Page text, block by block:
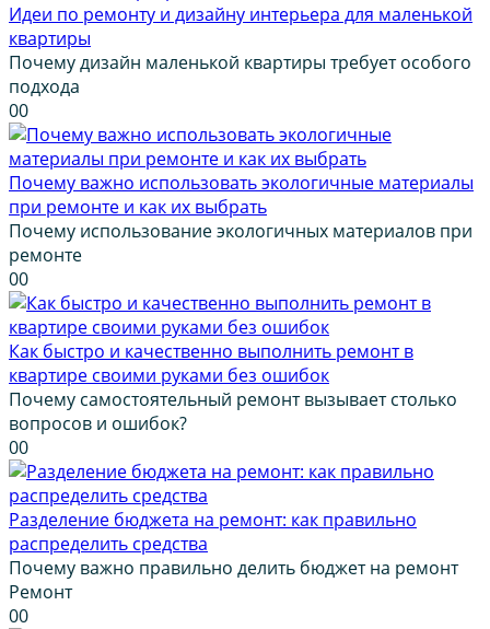
Идеи по ремонту и дизайну интерьера для маленькой
квартиры
Почему дизайн маленькой квартиры требует особого
подхода
00
Почему важно использовать экологичные материалы
при ремонте и как их выбрать
Почему использование экологичных материалов при
ремонте
00
Как быстро и качественно выполнить ремонт в
квартире своими руками без ошибок
Почему самостоятельный ремонт вызывает столько
вопросов и ошибок?
00
Разделение бюджета на ремонт: как правильно
распределить средства
Почему важно правильно делить бюджет на ремонт
Ремонт
00